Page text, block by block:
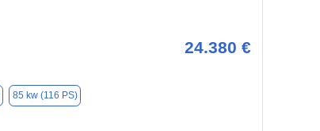
24.380 €
85 kw (116 PS)